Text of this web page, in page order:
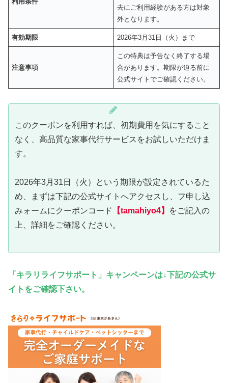
去にご利用経験がある方は対象
外となります。
有効期限 2026年3月31日（火）まで
注意事項
この特典は予告なく終了する場
合があります。期限が迫る前に
公式サイトでご確認ください。
このクーポンを利用すれば、初期費用を気にすること
なく、高品質な家事代行サービスをお試しいただけま
す。
2026年3月31日（火）という期限が設定されているた
め、まずは下記の公式サイトへアクセスし、フ申し込
みォームにクーポンコード
【tamahiyo4】
をご記入の
上、詳細をご確認ください。
「キラリライフサポート 」キャンペーンは↓下記の公式サ
イトをご確認下さい。